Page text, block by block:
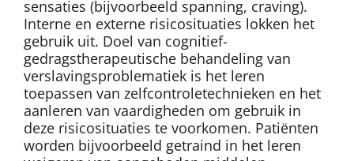
sensaties (bijvoorbeeld spanning, craving).
Interne en externe risicosituaties lokken het
gebruik uit. Doel van cognitief-
gedragstherapeutische behandeling van
verslavingsproblematiek is het leren
toepassen van zelfcontroletechnieken en het
aanleren van vaardigheden om gebruik in
deze risicosituaties te voorkomen. Patiënten
worden bijvoorbeeld getraind in het leren